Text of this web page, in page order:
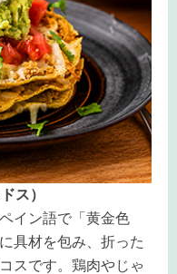
ス）
イン語で「黄金色
具材を包み、折った
スです。鶏肉やじゃ